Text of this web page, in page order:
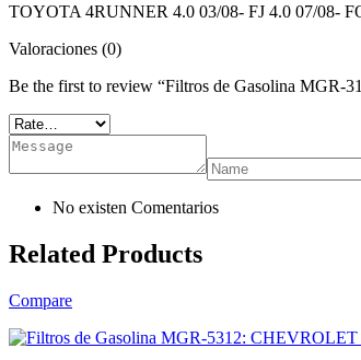
TOYOTA 4RUNNER 4.0 03/08- FJ 4.0 07/08-
Valoraciones (0)
Be the first to review “Filtros de Gasolina
No existen Comentarios
Related Products
Compare